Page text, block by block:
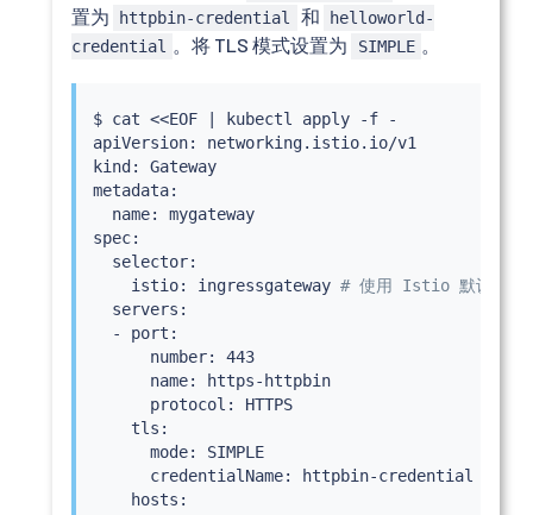
置为
httpbin-credential 和
helloworld-
credential
。将 TLS 模式设置为 SIMPLE 。
$ cat <<EOF kubectl apply -f -
apiVersion: networking.istio.io/v1
kind: Gateway
metadata:
  name: mygateway
spec:
  selector:
    istio: ingressgateway
# 使用 Istio 默认入口
  servers:
  - port:
      number: 443
      name: https-httpbin
      protocol: HTTPS
    tls:
      mode: SIMPLE
      credentialName: httpbin-credential
    hosts: